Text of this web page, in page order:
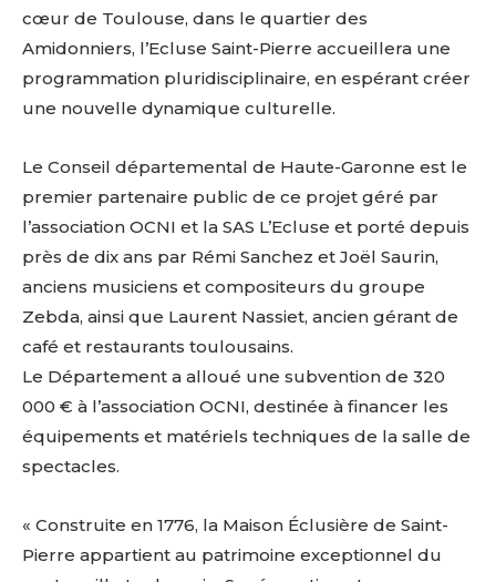
cœur de Toulouse, dans le quartier des
Amidonniers, l’Ecluse Saint-Pierre accueillera une
programmation pluridisciplinaire, en espérant créer
une nouvelle dynamique culturelle.
Le Conseil départemental de Haute-Garonne est le
premier partenaire public de ce projet géré par
l’association OCNI et la SAS L’Ecluse et porté depuis
près de dix ans par Rémi Sanchez et Joël Saurin,
anciens musiciens et compositeurs du groupe
Zebda, ainsi que Laurent Nassiet, ancien gérant de
café et restaurants toulousains.
Le Département a alloué une subvention de 320
000 € à l’association OCNI, destinée à financer les
équipements et matériels techniques de la salle de
spectacles.
« Construite en 1776, la Maison Éclusière de Saint-
Pierre appartient au patrimoine exceptionnel du